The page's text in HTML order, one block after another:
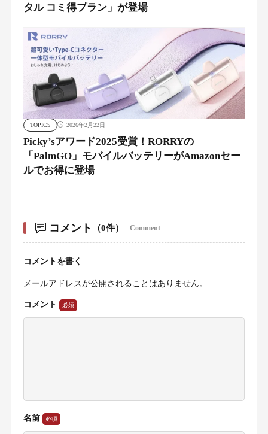
タル コミ得プラン」が登場
TOPICS 2026年2月22日
Picky’sアワード2025受賞！RORRYの
「PalmGO」モバイルバッテリーがAmazonセー
ルでお得に登場
コメント （0件） Comment
コメントを書く
メールアドレスが公開されることはありません。
コメント
名前